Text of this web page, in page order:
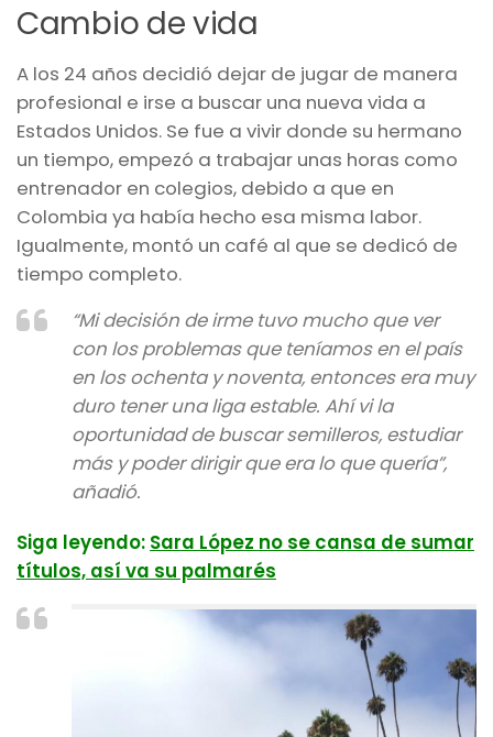
Cambio de vida
A los 24 años decidió dejar de jugar de manera
profesional e irse a buscar una nueva vida a
Estados Unidos. Se fue a vivir donde su hermano
un tiempo, empezó a trabajar unas horas como
entrenador en colegios, debido a que en
Colombia ya había hecho esa misma labor.
Igualmente, montó un café al que se dedicó de
tiempo completo.
“Mi decisión de irme tuvo mucho que ver
con los problemas que teníamos en el país
en los ochenta y noventa, entonces era muy
duro tener una liga estable. Ahí vi la
oportunidad de buscar semilleros, estudiar
más y poder dirigir que era lo que quería”,
añadió.
Siga leyendo: Sara López no se cansa de sumar
títulos, así va su palmarés